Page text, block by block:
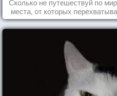
Сколько не путешествуй по
места, от которых